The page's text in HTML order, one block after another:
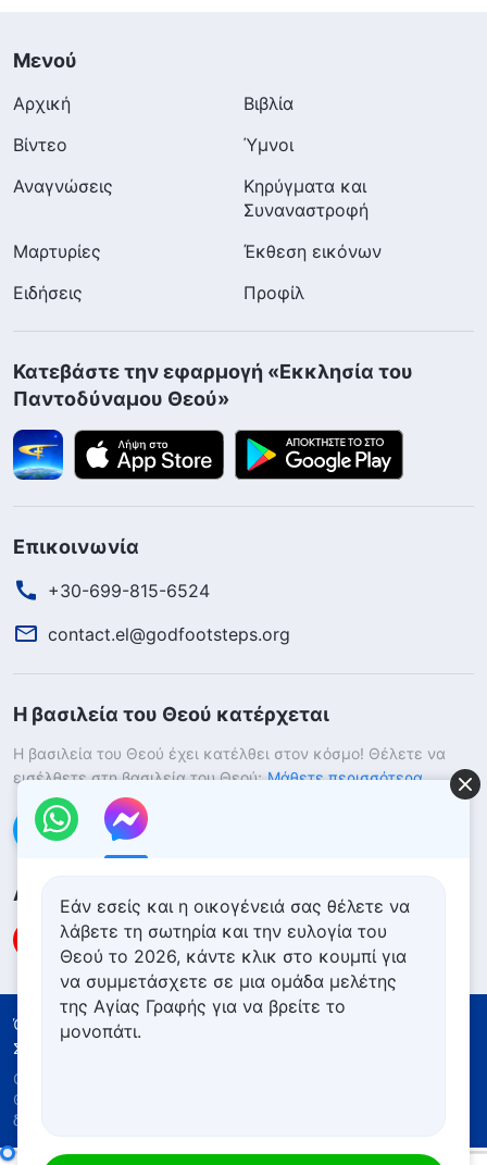
Μενού
Αρχική
Βιβλία
Βίντεο
Ύμνοι
Αναγνώσεις
Κηρύγματα και
Συναναστροφή
Μαρτυρίες
Έκθεση εικόνων
Ειδήσεις
Προφίλ
Κατεβάστε την εφαρμογή «Εκκλησία του
Παντοδύναμου Θεού»
Επικοινωνία
+30-699-815-6524
contact.el@godfootsteps.org
Η βασιλεία του Θεού κατέρχεται
Η βασιλεία του Θεού έχει κατέλθει στον κόσμο! Θέλετε να
εισέλθετε στη βασιλεία του Θεού; Μάθετε περισσότερα
Επικοινωνήστε μαζί μας μέσω Messenger
Ακολουθήστε μας
Όροι Χρήσης
Πολιτική απορρήτου
Συντελεστές
Copyright © 2026
Θεού
δικαιώματος.
Εάν εσείς και η οικογένειά σας θέλετε να
λάβετε τη σωτηρία και την ευλογία του
Θεού το 2026, κάντε κλικ στο κουμπί για
να συμμετάσχετε σε μια ομάδα μελέτης
της Αγίας Γραφής για να βρείτε το
μονοπάτι.